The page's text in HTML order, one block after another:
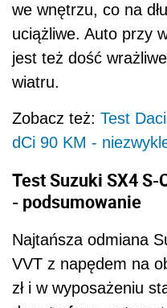
we wnętrzu, co na
uciążliwe. Auto przy
jest też dość
wiatru.
Zobacz też: Test
dCi 90 KM -
Test Suzuki SX4 S-
- podsumowanie
Najtańsza odmiana
VVT z napędem na
zł i w wyposażeniu